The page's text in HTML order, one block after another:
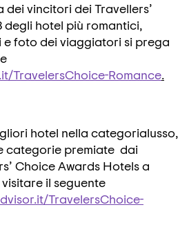
dei vincitori dei Travellers’
degli hotel più romantici,
e foto dei viaggiatori si prega
TravelersChoice-Romance.
hotel nella categorialusso,
categorie premiate dai
Choice Awards Hotels a
il seguente
TravelersChoice-